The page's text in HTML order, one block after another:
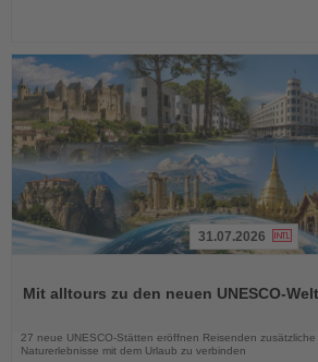
die
31.07.2026
Mit alltours zu den neuen UNESCO-
27 neue UNESCO-Stätten eröffnen Reisenden
Naturerlebnisse mit dem Urlaub zu verbinden